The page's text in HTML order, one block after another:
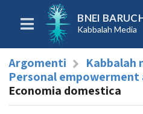
BNEI
Kabbalah Media
Argomenti
Kabbalah
Personal empowerment
Economia domestica